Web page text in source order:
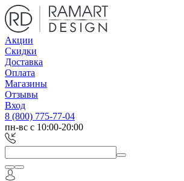
Акции
Скидки
Доставка
Оплата
Магазины
Отзывы
Вход
8 (800) 775-77-04
пн-вс с 10:00-20:00